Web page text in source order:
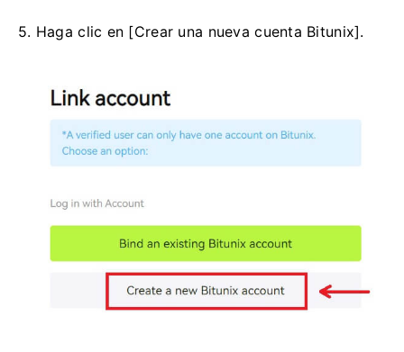
5. Haga clic en [Crear una nueva cuenta Bitunix].